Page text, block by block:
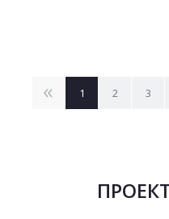
< 1 2 3